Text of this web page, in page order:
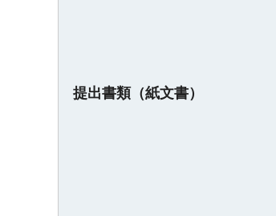
提出書類（紙文書）